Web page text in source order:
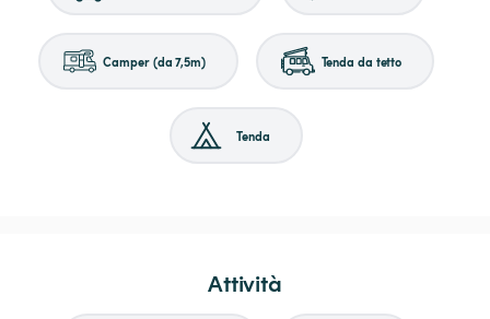
Camper (da 7,5m) Tenda da tetto
Tenda
Attività